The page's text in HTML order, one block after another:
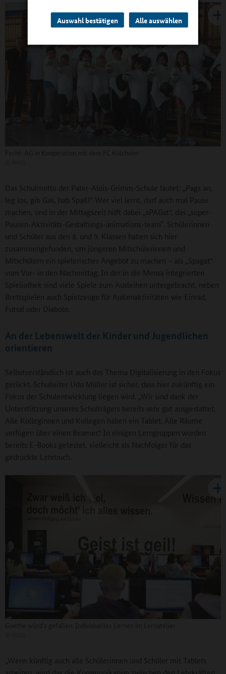
Auswahl bestätigen Alle auswählen
Das Schulmotto der Pater-Alois-Grimm-Schule lautet: „Pags an,
leg los, gib Gas, hab Spaß!“ Wer viel lernt, darf auch mal Pause
machen, und in der Mittagszeit hilft dabei „sPAGat“, das „super-
Pausen-Aktivitäts-Gestaltungs-animations-team‟. Schülerinnen
und Schüler aus den 8. und 9. Klassen haben sich hier
zusammengefunden, um jüngeren Mitschülerinnen und
Mitschülern ein spielerisches Angebot zu machen – als „Spagat“
vom Vor- in den Nachmittag. In der in die Mensa integrierten
Spieliothek sind viele Spiele zum Ausleihen untergebracht, neben
Brettspielen auch Spielzeuge für Außenaktivitäten wie Einrad,
Futsal oder Diabolo.
An der Lebenswelt der Kinder und Jugendlichen
orientieren
Selbstverständlich ist auch das Thema Digitalisierung in den Fokus
gerückt. Schulleiter Udo Müller ist sicher, dass hier zukünftig ein
Fokus der Schulentwicklung liegen wird. „Wir sind dank der
Unterstützung unseres Schulträgers bereits sehr gut ausgestattet.
Alle Kolleginnen und Kollegen haben ein Tablet. Alle Räume
verfügen über einen Beamer.“ In einigen Lerngruppen wurden
bereits E-Books getestet, vielleicht als Nachfolger für das
gedruckte Lehrbuch.
„Wenn künftig auch alle Schülerinnen und Schüler mit Tablets